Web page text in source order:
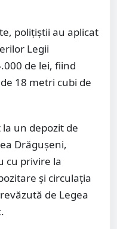
polițiștii au aplicat
Legii
de lei, fiind
18 metri cubi de
un depozit de
Drăgușeni,
cu privire la
și circulația
de Legea